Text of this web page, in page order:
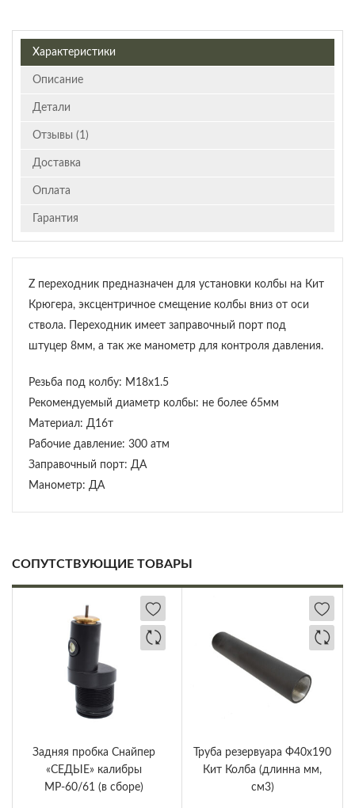
Характеристики
Описание
Детали
Отзывы (1)
Доставка
Оплата
Гарантия
Z переходник предназначен для установки колбы на Кит
Крюгера, эксцентричное смещение колбы вниз от оси
ствола. Переходник имеет заправочный порт под
штуцер 8мм, а так же манометр для контроля давления.
Резьба под колбу: М18х1.5
Рекомендуемый диаметр колбы: не более 65мм
Материал: Д16т
Рабочие давление: 300 атм
Заправочный порт: ДА
Манометр: ДА
СОПУТСТВУЮЩИЕ ТОВАРЫ
Задняя пробка Снайпер
«СЕДЫЕ» калибры
МР-60/61 (в сборе)
Труба резервуара Ф40х190
Кит Колба (длинна мм,
см3)